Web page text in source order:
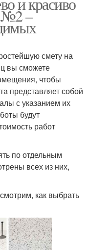
№2 –
смету на
вы сможете
чтобы
представляет собой
с указанием их
будут
работ
по отдельным
всех из них,
как выбрать